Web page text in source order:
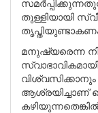
തുള്ളിയായി
മനുഷ്യരെന്ന
ആശ്രയിച്ചാണ്